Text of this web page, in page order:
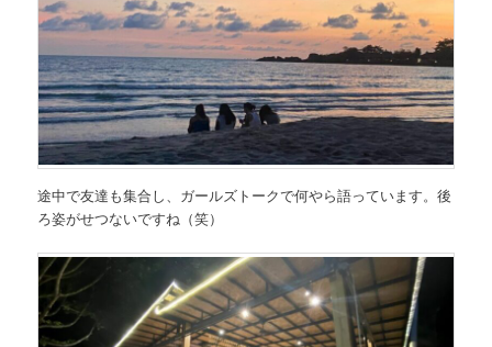
途中で友達も集合し、ガールズトークで何やら語っています。後
ろ姿がせつないですね（笑）